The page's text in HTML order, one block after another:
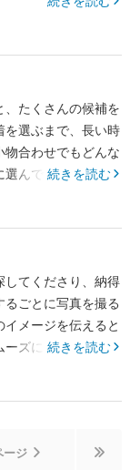
、たくさんの候補を
を選ぶまで、長い時
物合わせでもどんな
選んでくださいまし
続きを読む
してくださり、納得
ごとに写真を撮る
メージを伝えると
ーズに選ぶことがで
続きを読む
ージ